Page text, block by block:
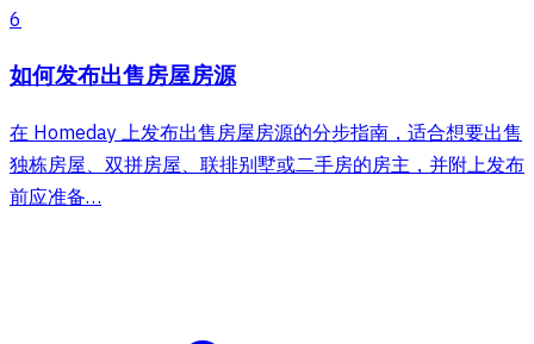
6
如何发布出售房屋房源
在 Homeday 上发布出售房屋房源的分步指南，适合想要出售
独栋房屋、双拼房屋、联排别墅或二手房的房主，并附上发布
前应准备…